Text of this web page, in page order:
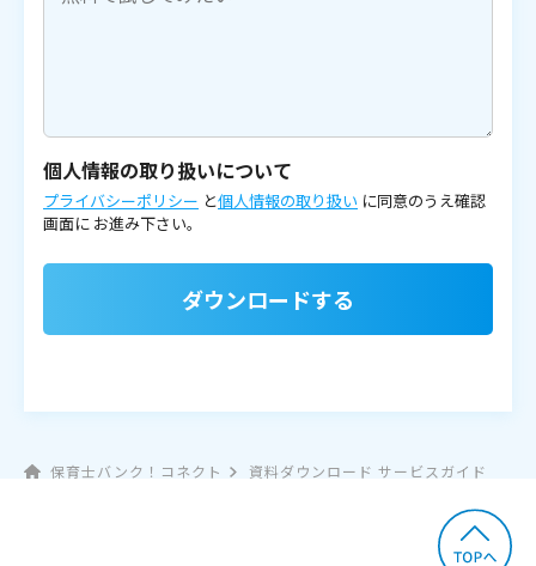
個人情報の取り扱いについて
プライバシーポリシー と個人情報の取り扱い に同意のうえ確認
画面に お進み下さい。
ダウンロードする
保育士バンク！コネクト 資料ダウンロード サービスガイド